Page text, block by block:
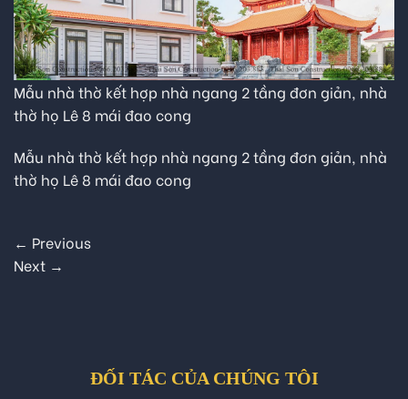
Mẫu nhà thờ kết hợp nhà ngang 2 tầng đơn giản, nhà
thờ họ Lê 8 mái đao cong
Mẫu nhà thờ kết hợp nhà ngang 2 tầng đơn giản, nhà
thờ họ Lê 8 mái đao cong
← Previous
Next →
ĐỐI TÁC CỦA CHÚNG TÔI